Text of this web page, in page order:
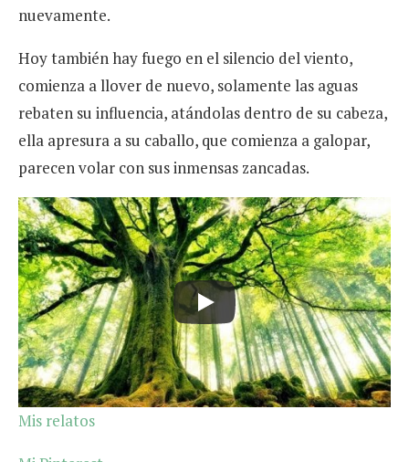
nuevamente.
Hoy también hay fuego en el silencio del viento,
comienza a llover de nuevo, solamente las aguas
rebaten su influencia, atándolas dentro de su cabeza,
ella apresura a su caballo, que comienza a galopar,
parecen volar con sus inmensas zancadas.
Mis relatos